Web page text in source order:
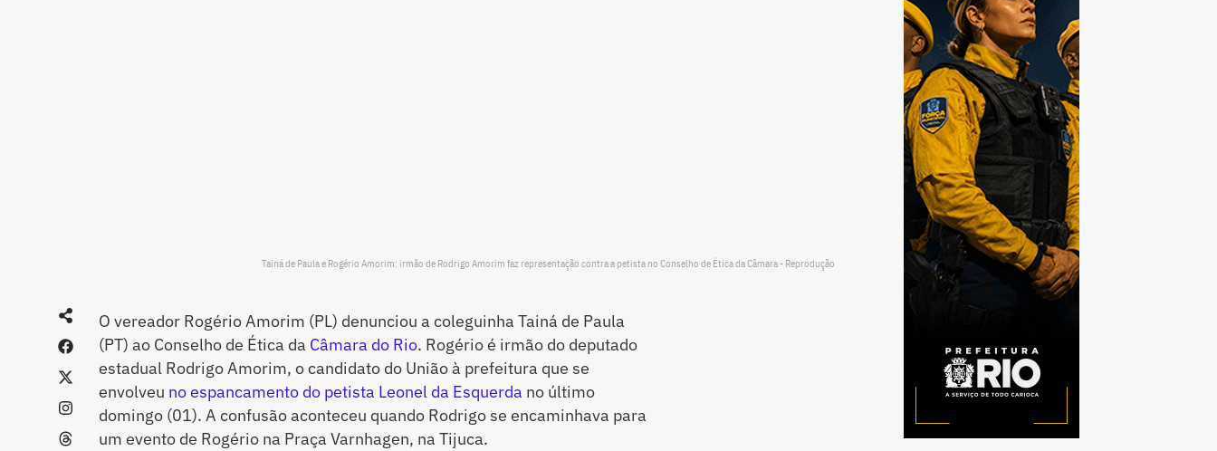
Tainá de Paula e Rogério Amorim: irmão de Rodrigo Amorim faz representação contra a petista no Conselho de Ética da Câmara - Reprodução
O vereador Rogério Amorim (PL) denunciou a coleguinha Tainá de Paula
(PT) ao Conselho de Ética da Câmara do Rio. Rogério é irmão do deputado
estadual Rodrigo Amorim, o candidato do União à prefeitura que se
envolveu no espancamento do petista Leonel da Esquerda no último
domingo (01). A confusão aconteceu quando Rodrigo se encaminhava para
um evento de Rogério na Praça Varnhagen, na Tijuca.